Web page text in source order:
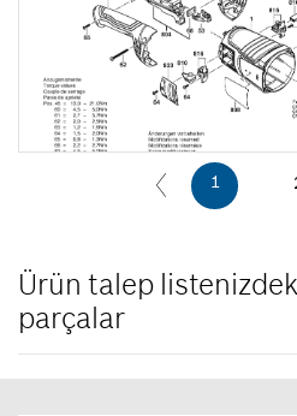
1
Ürün talep
parçalar